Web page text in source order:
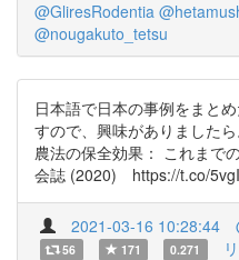
@GliresRodentia
@nougakuto_tetsu
日本語で日本の事例をまと
すので、興味がありました
農法の保全効果： これま
会誌 (2020) https://t.co/
2021-03-16 10:28:44
56 171 0.271